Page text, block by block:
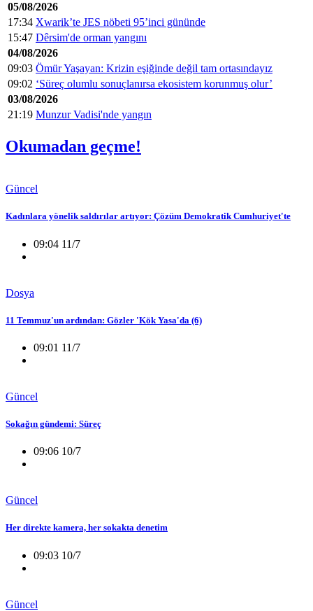
05/08/2026
17:34 Xwarik’te JES nöbeti 95’inci gününde
15:47 Dêrsim'de orman yangını
04/08/2026
09:03 Ömür Yaşayan: Krizin eşiğinde değil tam ortasındayız
09:02 ‘Süreç olumlu sonuçlanırsa ekosistem korunmuş olur’
03/08/2026
21:19 Munzur Vadisi'nde yangın
Okumadan geçme!
Güncel
Kadınlara yönelik saldırılar artıyor: Çözüm Demokratik Cumhuriyet'te
09:04 11/7
Dosya
11 Temmuz'un ardından: Gözler 'Kök Yasa'da (6)
09:01 11/7
Güncel
Sokağın gündemi: Süreç
09:06 10/7
Güncel
Her direkte kamera, her sokakta denetim
09:03 10/7
Güncel